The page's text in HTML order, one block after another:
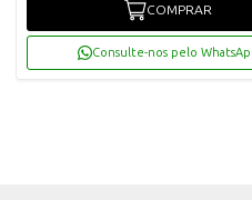
COMPRAR
Consulte-nos pelo